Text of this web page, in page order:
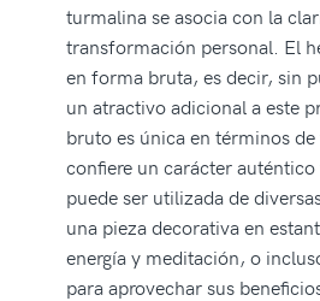
turmalina se asocia con la
transformación personal. El
en forma bruta, es decir, sin
un atractivo adicional a este
bruto es única en términos
confiere un carácter
puede ser utilizada de
una pieza decorativa en
energía y meditación, o
para aprovechar sus